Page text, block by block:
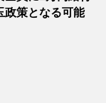
政策となる可能